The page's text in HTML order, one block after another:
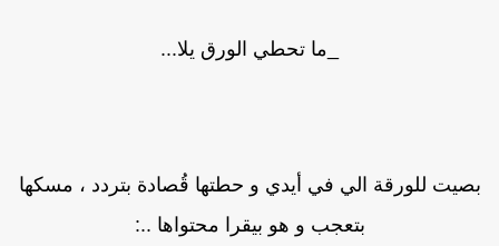
_ما تحطي الورق يلا...
للورقة الي في أيدي و حطتها قُصادة بتردد ، مسكها
بتعجب و هو بيقرا محتواها ..: